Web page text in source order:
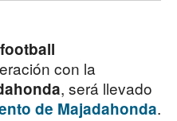
con la
, será llevado
de Majadahonda.